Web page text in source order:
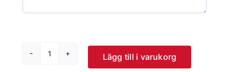
Glas
Lägg till i varukorg